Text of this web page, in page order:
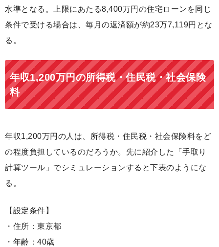
水準となる。上限にあたる8,400万円の住宅ローンを同じ
条件で受ける場合は、毎月の返済額が約23万7,119円とな
る。
年収1,200万円の所得税・住民税・社会保険
料
年収1,200万円の人は、所得税・住民税・社会保険料をど
の程度負担しているのだろうか。先に紹介した「手取り
計算ツール」でシミュレーションすると下表のようにな
る。
【設定条件】
・住所：東京都
・年齢：40歳